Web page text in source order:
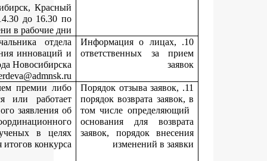
Документы предоставляются по адресу: г. Новосибирск,
проспект, 50, кабинет 224, с 10.00 до 13.00 и с 14.30 до
Жердева Марина Васильевна, заместитель начальника
инноваций и выставочной деятельности управления
предпринимательства мэрии города
Поданная заявка может быть отозвана соискателем премии
руководителем организации, в которой учится или
соискатель премии, путем направления письменного
отзыве заявки в департамент до дня заседания
совета по поддержке деятельности молодых ученых в
подведения итогов